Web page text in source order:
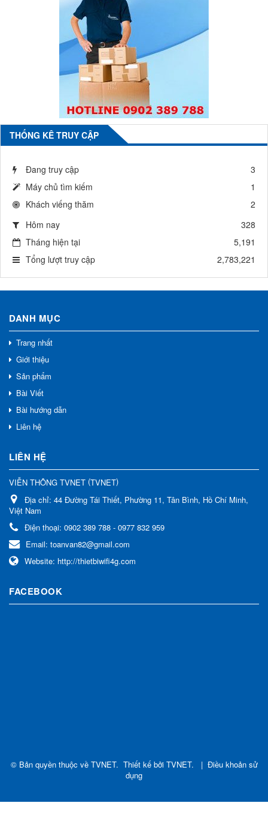
THỐNG KÊ TRUY CẬP
Đang truy cập
3
Máy chủ tìm kiếm
1
Khách viếng thăm
2
Hôm nay
328
Tháng hiện tại
5,191
Tổng lượt truy cập
2,783,221
DANH MỤC
Trang nhất
Giới thiệu
Sản phẩm
Bài Viết
Bài hướng dẫn
Liên hệ
LIÊN HỆ
VIỄN THÔNG TVNET (TVNET)
Địa chỉ: 44 Đường Tái Thiết, Phường 11, Tân Bình, Hồ Chí Minh,
Việt Nam
Điện thoại: 0902 389 788 - 0977 832 959
Email: toanvan82@gmail.com
Website: http://thietbiwifi4g.com
FACEBOOK
© Bản quyền thuộc về TVNET. Thiết kế bởi TVNET. | Điều khoản sử
dụng